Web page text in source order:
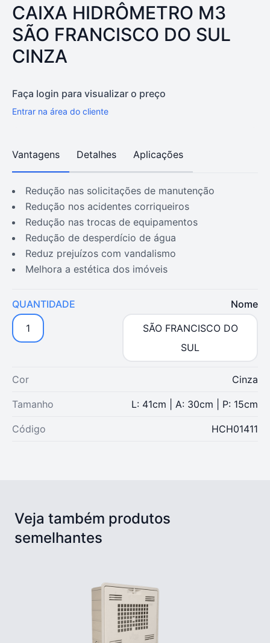
PRODUTO:
CAIXA HIDRÔMETRO M3
SÃO FRANCISCO DO SUL
CINZA
Faça login para visualizar o preço
Entrar na área do cliente
Vantagens Detalhes Aplicações
redução nas solicitações de manutenção
redução nos acidentes corriqueiros
redução nas trocas de equipamentos
redução de desperdício de água
reduz prejuízos com vandalismo
melhora a estética dos imóveis
QUANTIDADE
1
Nome
SÃO FRANCISCO DO
SUL
Cor Cinza
Tamanho L: 41cm | A: 30cm | P: 15cm
Código HCH01411
Veja também produtos
semelhantes